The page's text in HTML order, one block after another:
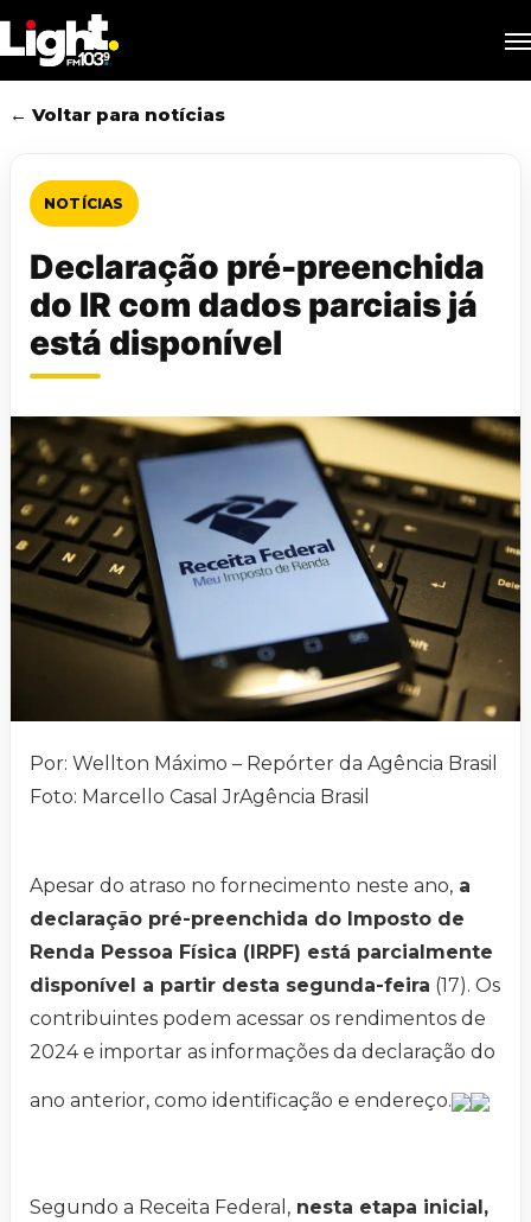
to
main
content
← Voltar para notícias
NOTÍCIAS
Declaração pré-preenchida
do IR com dados parciais já
está disponível
Por: Wellton Máximo – Repórter da Agência Brasil
Foto: Marcello Casal JrAgência Brasil
Apesar do atraso no fornecimento neste ano, a
declaração pré-preenchida do Imposto de
Renda Pessoa Física (IRPF) está parcialmente
disponível a partir desta segunda-feira (17). Os
contribuintes podem acessar os rendimentos de
2024 e importar as informações da declaração do
ano anterior, como identificação e endereço.
Segundo a Receita Federal, nesta etapa inicial,